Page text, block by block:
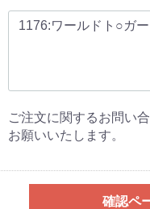
ご注文に関するお問い
お願いいたします。
確認ペ